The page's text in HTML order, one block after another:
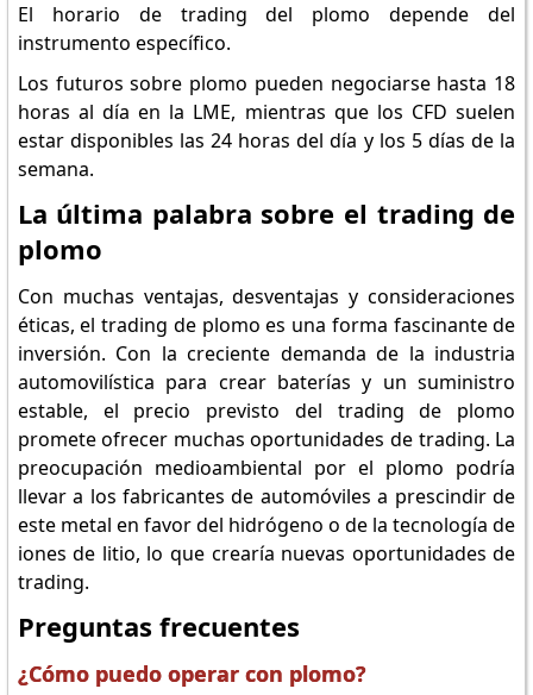
El horario de trading del plomo depende del
instrumento específico.
Los futuros sobre plomo pueden negociarse hasta 18
horas al día en la LME, mientras que los CFD suelen
estar disponibles las 24 horas del día y los 5 días de la
semana.
La última palabra sobre el trading de
plomo
Con muchas ventajas, desventajas y consideraciones
éticas, el trading de plomo es una forma fascinante de
inversión. Con la creciente demanda de la industria
automovilística para crear baterías y un suministro
estable, el precio previsto del trading de plomo
promete ofrecer muchas oportunidades de trading. La
preocupación medioambiental por el plomo podría
llevar a los fabricantes de automóviles a prescindir de
este metal en favor del hidrógeno o de la tecnología de
iones de litio, lo que crearía nuevas oportunidades de
trading.
Preguntas frecuentes
¿Cómo puedo operar con plomo?